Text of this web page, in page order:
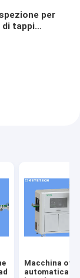
per
di tappi
Macchina
automatica di